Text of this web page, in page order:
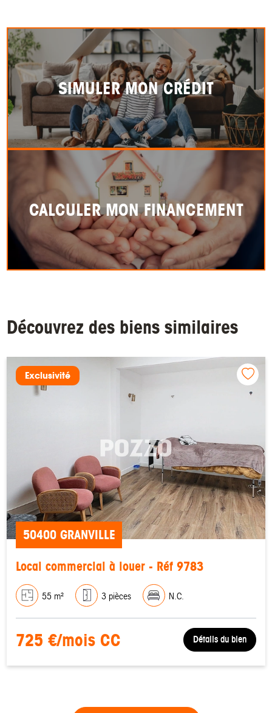
SIMULER MON CRÉDIT
CALCULER MON FINANCEMENT
Découvrez des biens similaires
Exclusivité
50400 GRANVILLE
Local commercial à louer - Réf 9783
55 m² 3 pièces N.C.
725 €/mois CC Détails du bien